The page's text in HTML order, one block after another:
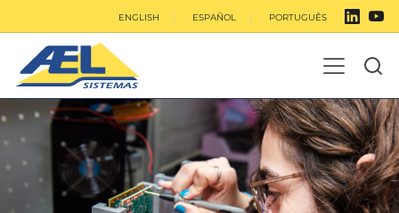
ENGLISH ESPAÑOL PORTUGUÊS